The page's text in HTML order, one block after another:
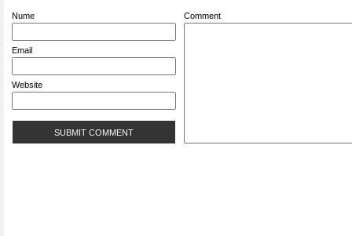
Nume
Email
Website
Comment